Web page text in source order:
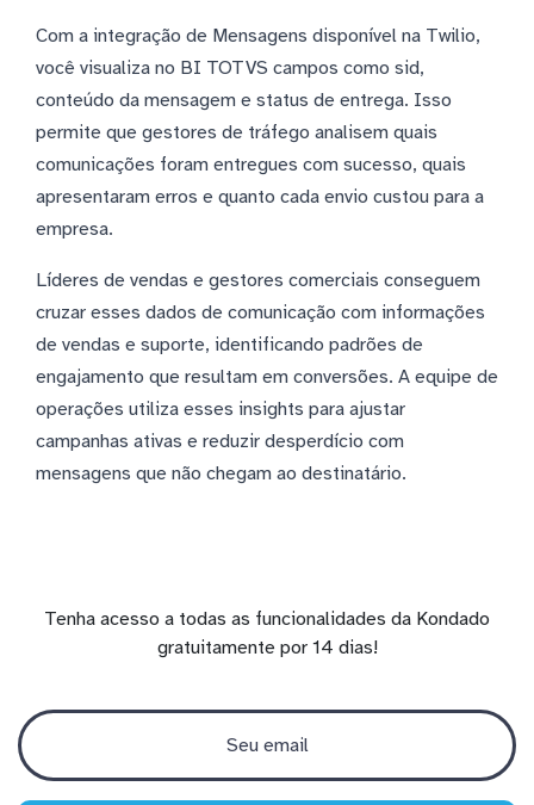
Com a integração de Mensagens disponível na Twilio,
você visualiza no BI TOTVS campos como sid,
conteúdo da mensagem e status de entrega. Isso
permite que gestores de tráfego analisem quais
comunicações foram entregues com sucesso, quais
apresentaram erros e quanto cada envio custou para a
empresa.
Líderes de vendas e gestores comerciais conseguem
cruzar esses dados de comunicação com informações
de vendas e suporte, identificando padrões de
engajamento que resultam em conversões. A equipe de
operações utiliza esses insights para ajustar
campanhas ativas e reduzir desperdício com
mensagens que não chegam ao destinatário.
Tenha acesso a todas as funcionalidades da Kondado
gratuitamente por 14 dias!